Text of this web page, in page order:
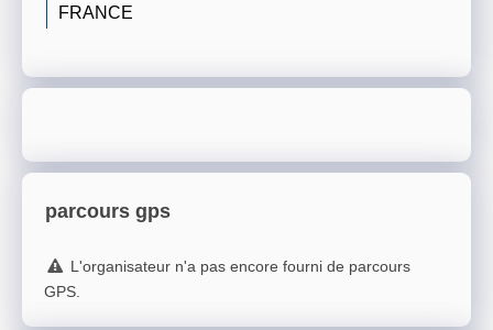
FRANCE
parcours gps
L'organisateur n'a pas encore fourni de parcours
GPS.